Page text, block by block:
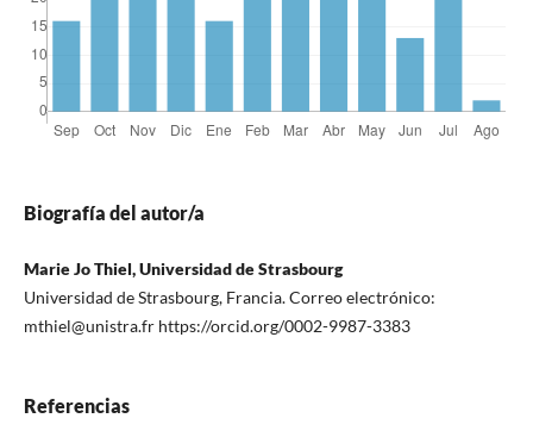
Biografía del autor/a
Marie Jo Thiel, Universidad de Strasbourg
Universidad de Strasbourg, Francia. Correo electrónico:
mthiel@unistra.fr https://orcid.org/0002-9987-3383
Referencias